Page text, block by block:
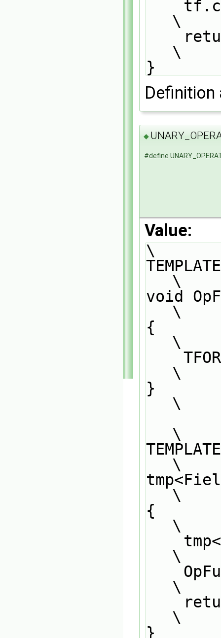
\
\
}
◆
#define
Value:
\
TEMPLATE
\
void
\
{
\
\
}
\
\
TEMPLATE
\
\
{
\
\
\
\
}